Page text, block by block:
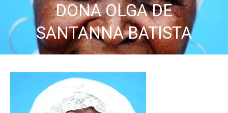
DONA OLGA DE
SANTANNA BATISTA